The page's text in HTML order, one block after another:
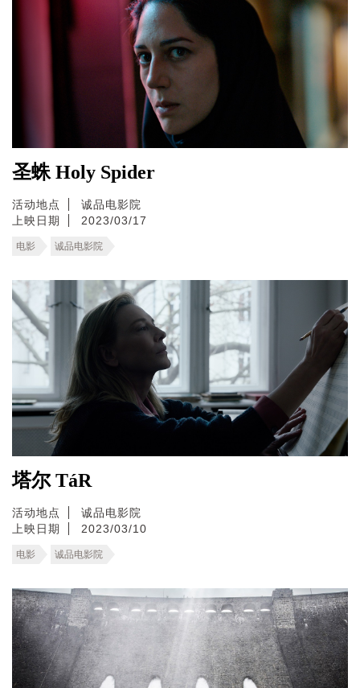
圣蛛 Holy Spider
活动地点
诚品电影院
上映日期
2023/03/17
电影 诚品电影院
塔尔 TáR
活动地点
诚品电影院
上映日期
2023/03/10
电影 诚品电影院